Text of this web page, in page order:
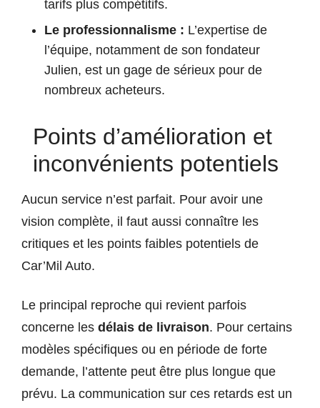
tarifs plus compétitifs.
Le professionnalisme : L’expertise de
l’équipe, notamment de son fondateur
Julien, est un gage de sérieux pour de
nombreux acheteurs.
Points d’amélioration et
inconvénients potentiels
Aucun service n’est parfait. Pour avoir une
vision complète, il faut aussi connaître les
critiques et les points faibles potentiels de
Car’Mil Auto.
Le principal reproche qui revient parfois
concerne les délais de livraison. Pour certains
modèles spécifiques ou en période de forte
demande, l’attente peut être plus longue que
prévu. La communication sur ces retards est un